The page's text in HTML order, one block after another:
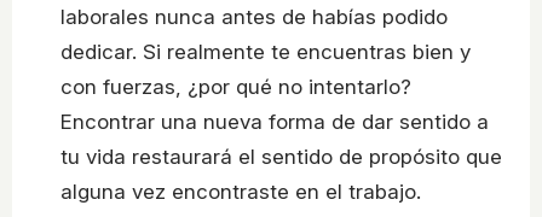
laborales nunca antes de habías podido
dedicar. Si realmente te encuentras bien y
con fuerzas, ¿por qué no intentarlo?
Encontrar una nueva forma de dar sentido a
tu vida restaurará el sentido de propósito que
alguna vez encontraste en el trabajo.